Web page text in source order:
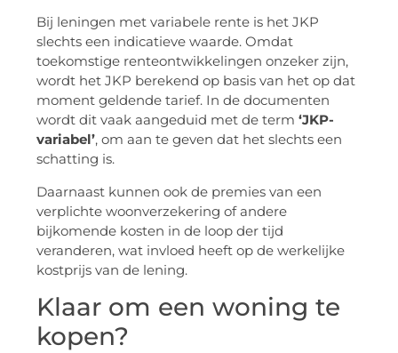
Bij leningen met variabele rente is het JKP
slechts een indicatieve waarde. Omdat
toekomstige renteontwikkelingen onzeker zijn,
wordt het JKP berekend op basis van het op dat
moment geldende tarief. In de documenten
wordt dit vaak aangeduid met de term ‘JKP-
variabel’, om aan te geven dat het slechts een
schatting is.
Daarnaast kunnen ook de premies van een
verplichte woonverzekering of andere
bijkomende kosten in de loop der tijd
veranderen, wat invloed heeft op de werkelijke
kostprijs van de lening.
Klaar om een woning te
kopen?